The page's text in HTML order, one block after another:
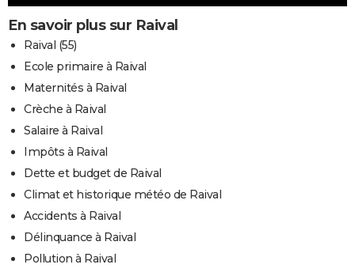
En savoir plus sur Raival
Raival (55)
Ecole primaire à Raival
Maternités à Raival
Crèche à Raival
Salaire à Raival
Impôts à Raival
Dette et budget de Raival
Climat et historique météo de Raival
Accidents à Raival
Délinquance à Raival
Pollution à Raival